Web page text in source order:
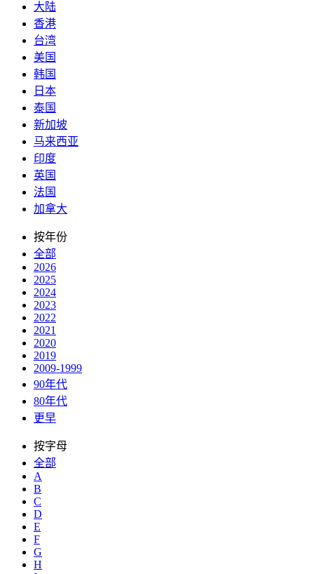
大陆
香港
台湾
美国
韩国
日本
泰国
新加坡
马来西亚
印度
英国
法国
加拿大
按年份
全部
2026
2025
2024
2023
2022
2021
2020
2019
2009-1999
90年代
80年代
更早
按字母
全部
A
B
C
D
E
F
G
H